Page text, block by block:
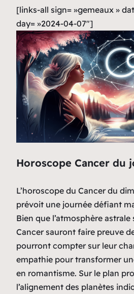
[links-all sign= »gemeaux »
day= »2024-04-07″]
Horoscope Cancer du
L’horoscope du Cancer du
prévoit une journée défiant
Bien que l’atmosphère
Cancer sauront faire preuve
pourront compter sur leur
empathie pour transformer
en romantisme. Sur le plan
l’alignement des planètes